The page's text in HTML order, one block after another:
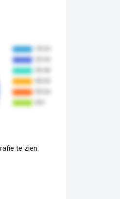
te zien.